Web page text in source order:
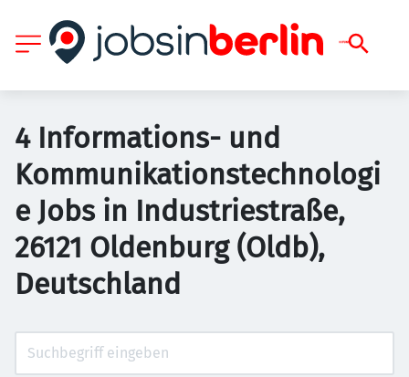
4 Informations- und
Kommunikationstechnologi
e Jobs in Industriestraße,
26121 Oldenburg (Oldb),
Deutschland